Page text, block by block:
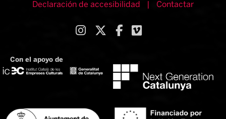
Declaración de accesibilidad
Contactar
Link a instagram
Link a twitter
Link a facebook
Con el apoyo de